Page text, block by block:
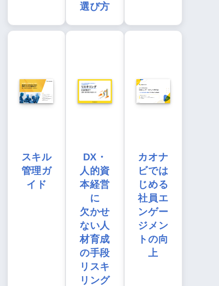
選び方
スキル
管理ガ
イド
DX・
人的資
本経営
に
欠かせ
ない人
材育成
の手段
リスキ
リング
カオナ
ビでは
じめる
社員エ
ンゲー
ジメン
トの向
上